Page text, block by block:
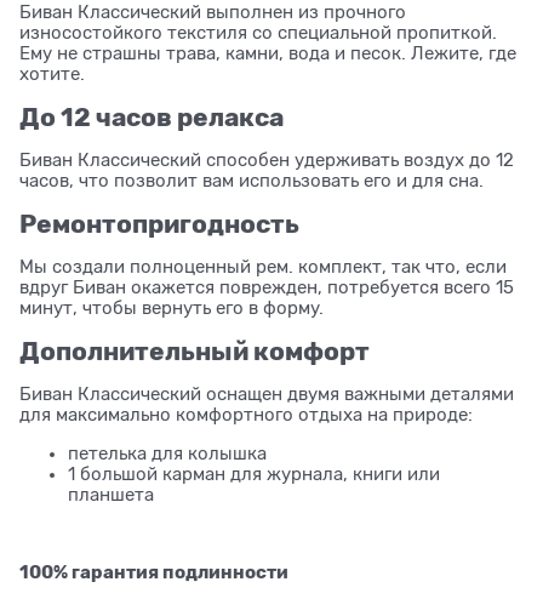
Биван Классический выполнен из прочного
износостойкого текстиля со специальной пропиткой.
Ему не страшны трава, камни, вода и песок. Лежите, где
хотите.
До 12 часов релакса
Биван Классический способен удерживать воздух до 12
часов, что позволит вам использовать его и для сна.
Ремонтопригодность
Мы создали полноценный рем. комплект, так что, если
вдруг Биван окажется поврежден, потребуется всего 15
минут, чтобы вернуть его в форму.
Дополнительный комфорт
Биван Классический оснащен двумя важными деталями
для максимально комфортного отдыха на природе:
петелька для колышка
1 большой карман для журнала, книги или
планшета
100% гарантия подлинности